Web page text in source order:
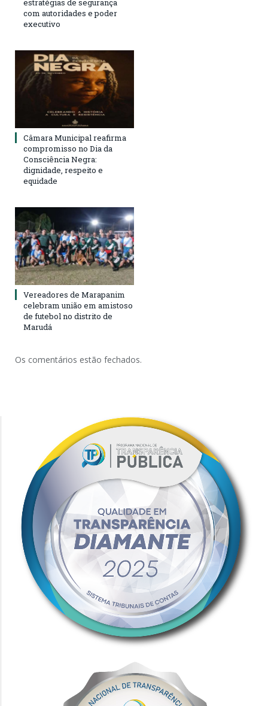
estratégias de segurança
com autoridades e poder
executivo
Câmara Municipal reafirma
compromisso no Dia da
Consciência Negra:
dignidade, respeito e
equidade
Vereadores de Marapanim
celebram união em amistoso
de futebol no distrito de
Marudá
Os comentários estão fechados.